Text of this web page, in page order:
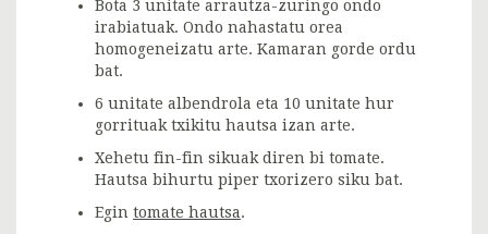
Bota 3 unitate arrautza-zuringo ondo
irabiatuak. Ondo nahastatu orea
homogeneizatu arte. Kamaran gorde ordu
bat.
6 unitate albendrola eta 10 unitate hur
gorrituak txikitu hautsa izan arte.
Xehetu fin-fin sikuak diren bi tomate.
Hautsa bihurtu piper txorizero siku bat.
Egin tomate hautsa.